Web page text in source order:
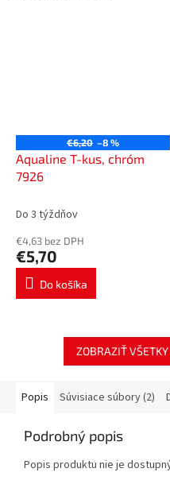
€6,20 –8 %
Aqualine T-kus, chróm
7926
Do 3 týždňov
€4,63 bez DPH
€5,70
Do košíka
ZOBRAZIŤ
Popis Súvisiace súbory (2)
Podrobný popis
Popis produktu nie je